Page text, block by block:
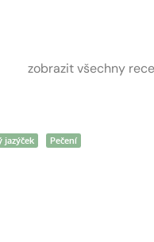
zobrazit všechny
jazýček Pečení